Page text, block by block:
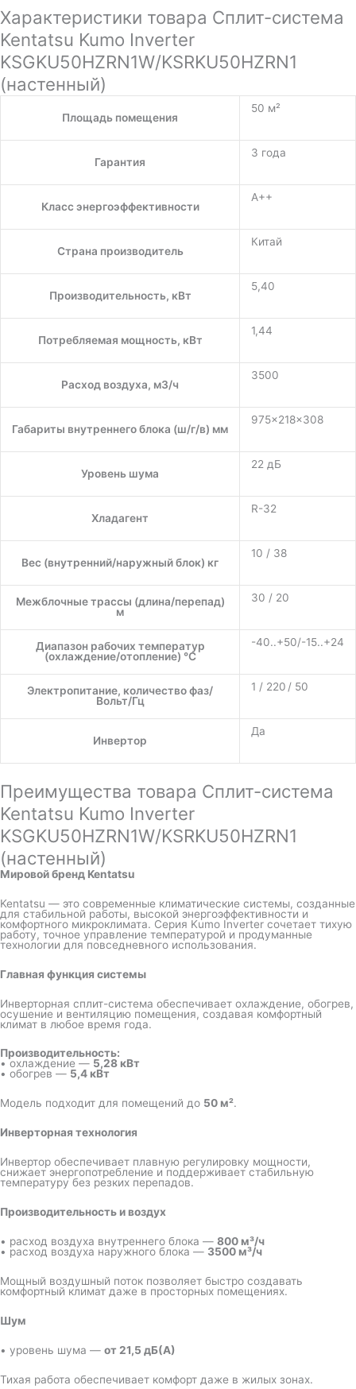
Характеристики товара Сплит-система
Kentatsu Kumo Inverter
KSGKU50HZRN1W/KSRKU50HZRN1
(настенный)
Площадь помещения
50 м²
Гарантия
3 года
Класс энергоэффективности
A++
Страна производитель
Китай
Производительность, кВт
5,40
Потребляемая мощность, кВт
1,44
Расход воздуха, м3/ч
3500
Габариты внутреннего блока (ш/г/в) мм
975×218×308
Уровень шума
22 дБ
Хладагент
R-32
Вес (внутренний/наружный блок) кг
10 / 38
Межблочные трассы (длина/перепад)
м
30 / 20
Диапазон рабочих температур
(охлаждение/отопление) °C
-40..+50/-15..+24
Электропитание, количество фаз/
Вольт/Гц
1 / 220 / 50
Инвертор
Да
Преимущества товара Сплит-система
Kentatsu Kumo Inverter
KSGKU50HZRN1W/KSRKU50HZRN1
(настенный)
Мировой бренд Kentatsu
Kentatsu — это современные климатические системы, созданные
для стабильной работы, высокой энергоэффективности и
комфортного микроклимата. Серия Kumo Inverter сочетает тихую
работу, точное управление температурой и продуманные
технологии для повседневного использования.
Главная функция системы
Инверторная сплит-система обеспечивает охлаждение, обогрев,
осушение и вентиляцию помещения, создавая комфортный
климат в любое время года.
Производительность:
• охлаждение — 5,28 кВт
• обогрев — 5,4 кВт
Модель подходит для помещений до 50 м².
Инверторная технология
Инвертор обеспечивает плавную регулировку мощности,
снижает энергопотребление и поддерживает стабильную
температуру без резких перепадов.
Производительность и воздух
• расход воздуха внутреннего блока — 800 м³/ч
• расход воздуха наружного блока — 3500 м³/ч
Мощный воздушный поток позволяет быстро создавать
комфортный климат даже в просторных помещениях.
Шум
• уровень шума — от 21,5 дБ(А)
Тихая работа обеспечивает комфорт даже в жилых зонах.